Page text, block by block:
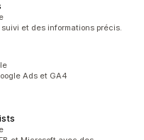
et des informations précis.
Ads et GA4